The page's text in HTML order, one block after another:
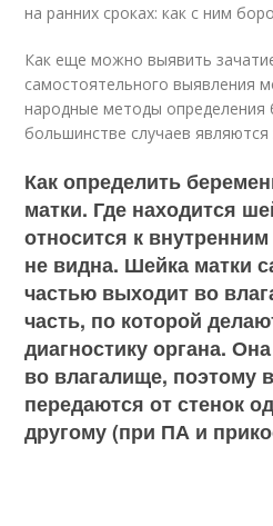
на ранних сроках: как с ним
Как еще можно выявить
самостоятельного выявления
народные методы определения
большинстве случаев
Как определить
матки. Где находится
относится к
не видна. Шейка матки
частью выходит во
часть, по которой
диагностику органа.
во влагалище, поэтому
передаются от стенок
другому (при ПА и